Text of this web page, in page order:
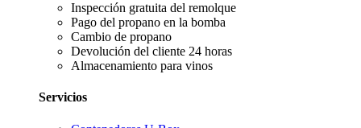
Inspección gratuita del remolque
Pago del propano en la bomba
Cambio de propano
Devolución del cliente 24 horas
Almacenamiento para vinos
Servicios